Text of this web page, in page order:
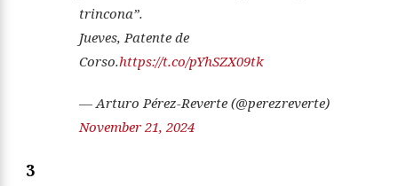
trincona”.
Jueves, Patente de
Corso.https://t.co/pYhSZX09tk
— Arturo Pérez-Reverte (@perezreverte)
November 21, 2024
3